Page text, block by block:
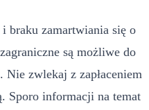
braku zamartwiania się o
są możliwe do
zwlekaj z zapłaceniem
Sporo informacji na temat